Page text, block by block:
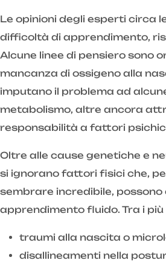
Le opinioni degli esperti circa
difficoltà di apprendimento,
Alcune linee di pensiero sono
mancanza di ossigeno alla
imputano il problema ad
metabolismo, altre ancora
responsabilità a fattori
Oltre alle cause genetiche e
si ignorano fattori fisici che,
sembrare incredibile,
apprendimento fluido. Tra i
traumi alla nascita o
disallineamenti nella